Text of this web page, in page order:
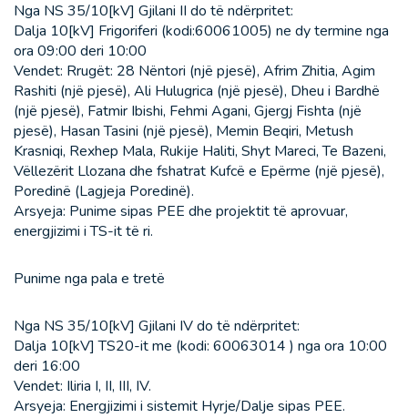
Nga NS 35/10[kV] Gjilani II do të ndërpritet:
Dalja 10[kV] Frigoriferi (kodi:60061005) ne dy termine nga
ora 09:00 deri 10:00
Vendet: Rrugët: 28 Nëntori (një pjesë), Afrim Zhitia, Agim
Rashiti (një pjesë), Ali Hulugrica (një pjesë), Dheu i Bardhë
(një pjesë), Fatmir Ibishi, Fehmi Agani, Gjergj Fishta (një
pjesë), Hasan Tasini (një pjesë), Memin Beqiri, Metush
Krasniqi, Rexhep Mala, Rukije Haliti, Shyt Mareci, Te Bazeni,
Vëllezërit Llozana dhe fshatrat Kufcë e Epërme (një pjesë),
Poredinë (Lagjeja Poredinë).
Arsyeja: Punime sipas PEE dhe projektit të aprovuar,
energjizimi i TS-it të ri.
Punime nga pala e tretë
Nga NS 35/10[kV] Gjilani IV do të ndërpritet:
Dalja 10[kV] TS20-it me (kodi: 60063014 ) nga ora 10:00
deri 16:00
Vendet: Iliria I, II, III, IV.
Arsyeja: Energjizimi i sistemit Hyrje/Dalje sipas PEE.